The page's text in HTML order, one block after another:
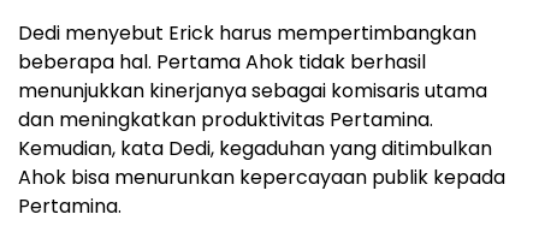
Dedi menyebut Erick harus mempertimbangkan
beberapa hal. Pertama Ahok tidak berhasil
menunjukkan kinerjanya sebagai komisaris utama
dan meningkatkan produktivitas Pertamina.
Kemudian, kata Dedi, kegaduhan yang ditimbulkan
Ahok bisa menurunkan kepercayaan publik kepada
Pertamina.